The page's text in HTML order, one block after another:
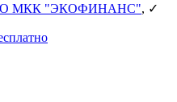
МКК "ЭКОФИНАНС", ✓